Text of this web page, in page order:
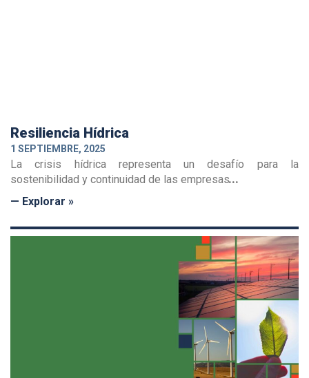
Resiliencia Hídrica
1 SEPTIEMBRE, 2025
La crisis hídrica representa un desafío para la
sostenibilidad y continuidad de las empresas
— Explorar »